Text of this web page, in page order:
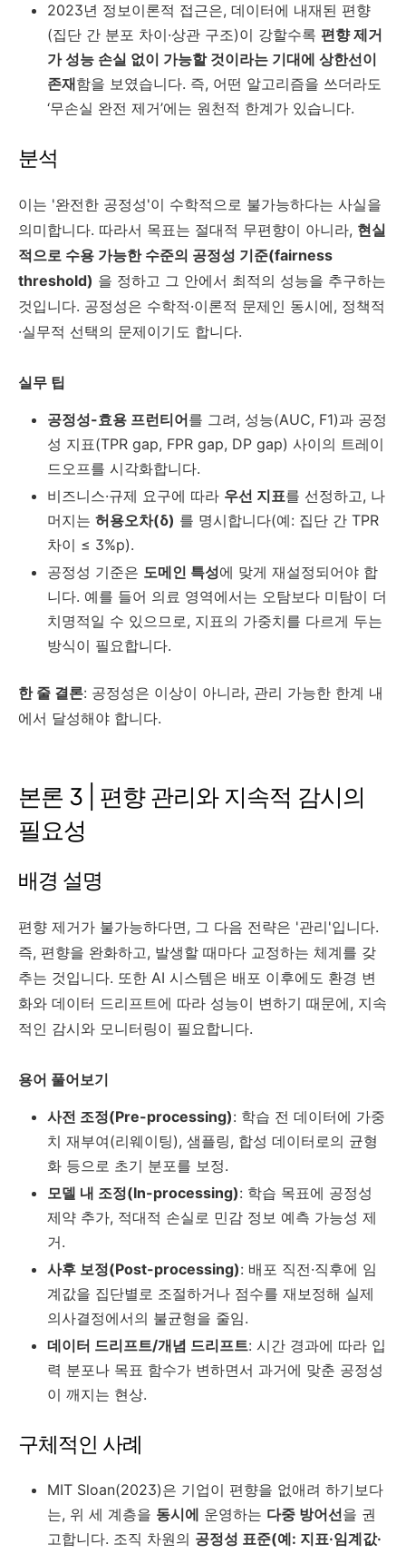
2023년 정보이론적 접근은, 데이터에 내재된 편향
(집단 간 분포 차이·상관 구조)이 강할수록 편향 제거
가 성능 손실 없이 가능할 것이라는 기대에 상한선이
존재함을 보였습니다. 즉, 어떤 알고리즘을 쓰더라도
‘무손실 완전 제거’에는 원천적 한계가 있습니다.
분석
이는 '완전한 공정성'이 수학적으로 불가능하다는 사실을
의미합니다. 따라서 목표는 절대적 무편향이 아니라, 현실
적으로 수용 가능한 수준의 공정성 기준(fairness
threshold) 을 정하고 그 안에서 최적의 성능을 추구하는
것입니다. 공정성은 수학적·이론적 문제인 동시에, 정책적
·실무적 선택의 문제이기도 합니다.
실무 팁
공정성-효용 프런티어를 그려, 성능(AUC, F1)과 공정
성 지표(TPR gap, FPR gap, DP gap) 사이의 트레이
드오프를 시각화합니다.
비즈니스·규제 요구에 따라 우선 지표를 선정하고, 나
머지는 허용오차(δ) 를 명시합니다(예: 집단 간 TPR
차이 ≤ 3%p).
공정성 기준은 도메인 특성에 맞게 재설정되어야 합
니다. 예를 들어 의료 영역에서는 오탐보다 미탐이 더
치명적일 수 있으므로, 지표의 가중치를 다르게 두는
방식이 필요합니다.
한 줄 결론: 공정성은 이상이 아니라, 관리 가능한 한계 내
에서 달성해야 합니다.
본론 3 | 편향 관리와 지속적 감시의
필요성
배경 설명
편향 제거가 불가능하다면, 그 다음 전략은 '관리'입니다.
즉, 편향을 완화하고, 발생할 때마다 교정하는 체계를 갖
추는 것입니다. 또한 AI 시스템은 배포 이후에도 환경 변
화와 데이터 드리프트에 따라 성능이 변하기 때문에, 지속
적인 감시와 모니터링이 필요합니다.
용어 풀어보기
사전 조정(Pre-processing): 학습 전 데이터에 가중
치 재부여(리웨이팅), 샘플링, 합성 데이터로의 균형
화 등으로 초기 분포를 보정.
모델 내 조정(In-processing): 학습 목표에 공정성
제약 추가, 적대적 손실로 민감 정보 예측 가능성 제
거.
사후 보정(Post-processing): 배포 직전·직후에 임
계값을 집단별로 조절하거나 점수를 재보정해 실제
의사결정에서의 불균형을 줄임.
데이터 드리프트/개념 드리프트: 시간 경과에 따라 입
력 분포나 목표 함수가 변하면서 과거에 맞춘 공정성
이 깨지는 현상.
구체적인 사례
MIT Sloan(2023)은 기업이 편향을 없애려 하기보다
는, 위 세 계층을 동시에 운영하는 다중 방어선을 권
고합니다. 조직 차원의 공정성 표준(예: 지표·임계값·